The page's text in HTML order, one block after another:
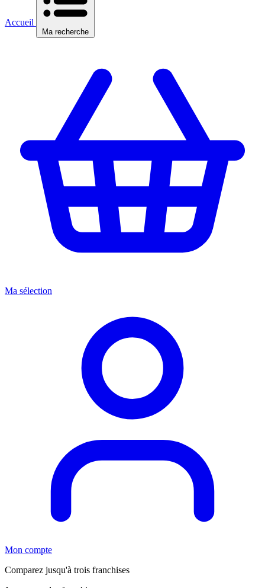
Accueil
Ma recherche
Ma sélection
Mon compte
Comparez jusqu'à trois franchises